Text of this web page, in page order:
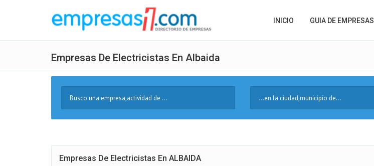
INICIO GUIA DE EMPRESAS
Empresas De Electricistas En Albaida
Texto
Empresas De Electricistas En ALBAIDA